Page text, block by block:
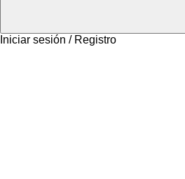
Iniciar sesión / Registro